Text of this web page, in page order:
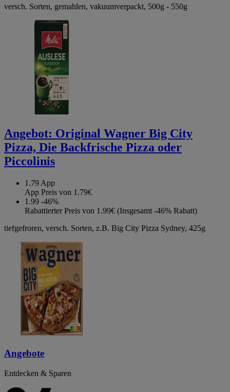
versch. Sorten, gemahlen, vakuumverpackt, 500g - 550g
Angebot: Original Wagner Big City
Pizza, Die Backfrische Pizza oder
Piccolinis
1.79 App
App Preis von 1.79€
1.99 -46%
Rabattierter Preis von 1.99€ (Insgesamt -46% Rabatt)
tiefgefroren, versch. Sorten, z.B. Big City Pizza Sydney, 425g
Angebote
Entdecken & Sparen